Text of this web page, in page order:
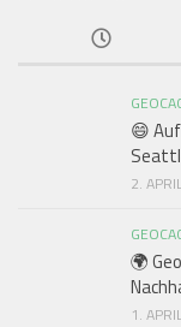
😄
2.
🌍
1.